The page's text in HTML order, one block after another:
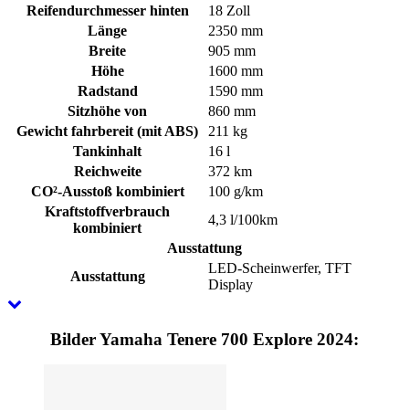
Reifendurchmesser hinten
18 Zoll
Länge
2350 mm
Breite
905 mm
Höhe
1600 mm
Radstand
1590 mm
Sitzhöhe von
860 mm
Gewicht fahrbereit (mit ABS)
211 kg
Tankinhalt
16 l
Reichweite
372 km
CO²-Ausstoß kombiniert
100 g/km
Kraftstoffverbrauch
kombiniert
4,3 l/100km
Ausstattung
Ausstattung
LED-Scheinwerfer, TFT
Display
Bilder Yamaha Tenere 700 Explore 2024: